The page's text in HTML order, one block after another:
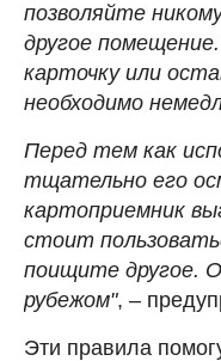
позволяйте
другое
карточку или
необходимо
Перед тем как
тщательно его
картоприемник
стоит
поищите другое.
рубежом", –
Эти правила